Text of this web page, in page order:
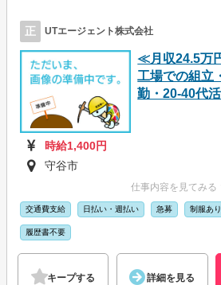
正 UTエージェント株式会社
≪月収24.5万
工場での組立
勤・20-40代
時給1,400円
守谷市
仕事内容を見てみる
交通費支給 日払い・週払い 急募 制服あり
履歴書不要
キープする 詳細を見る